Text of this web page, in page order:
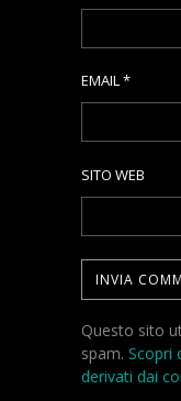
EMAIL*
SITO WEB
Questo sito
spam. Scopri
derivati dai